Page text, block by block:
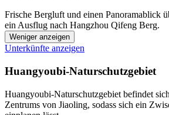
Frische Bergluft und einen Panoramablick
ein Ausflug nach Hangzhou Qifeng Berg.
Weniger anzeigen
Unterkünfte anzeigen
Huangyoubi-Naturschutzgebiet
Huangyoubi-Naturschutzgebiet befindet
Zentrums von Jiaoling, sodass sich ein